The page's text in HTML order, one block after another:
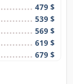
479 $
539 $
569 $
619 $
679 $